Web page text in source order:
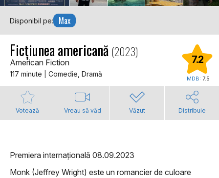
Disponibil pe: Max
Ficțiunea americană (2023)
American Fiction
117 minute | Comedie, Dramă
7.2
IMDB: 7.5
Votează Vreau să văd Văzut Distribuie
Premiera internațională 08.09.2023
Monk (Jeffrey Wright) este un romancier de culoare